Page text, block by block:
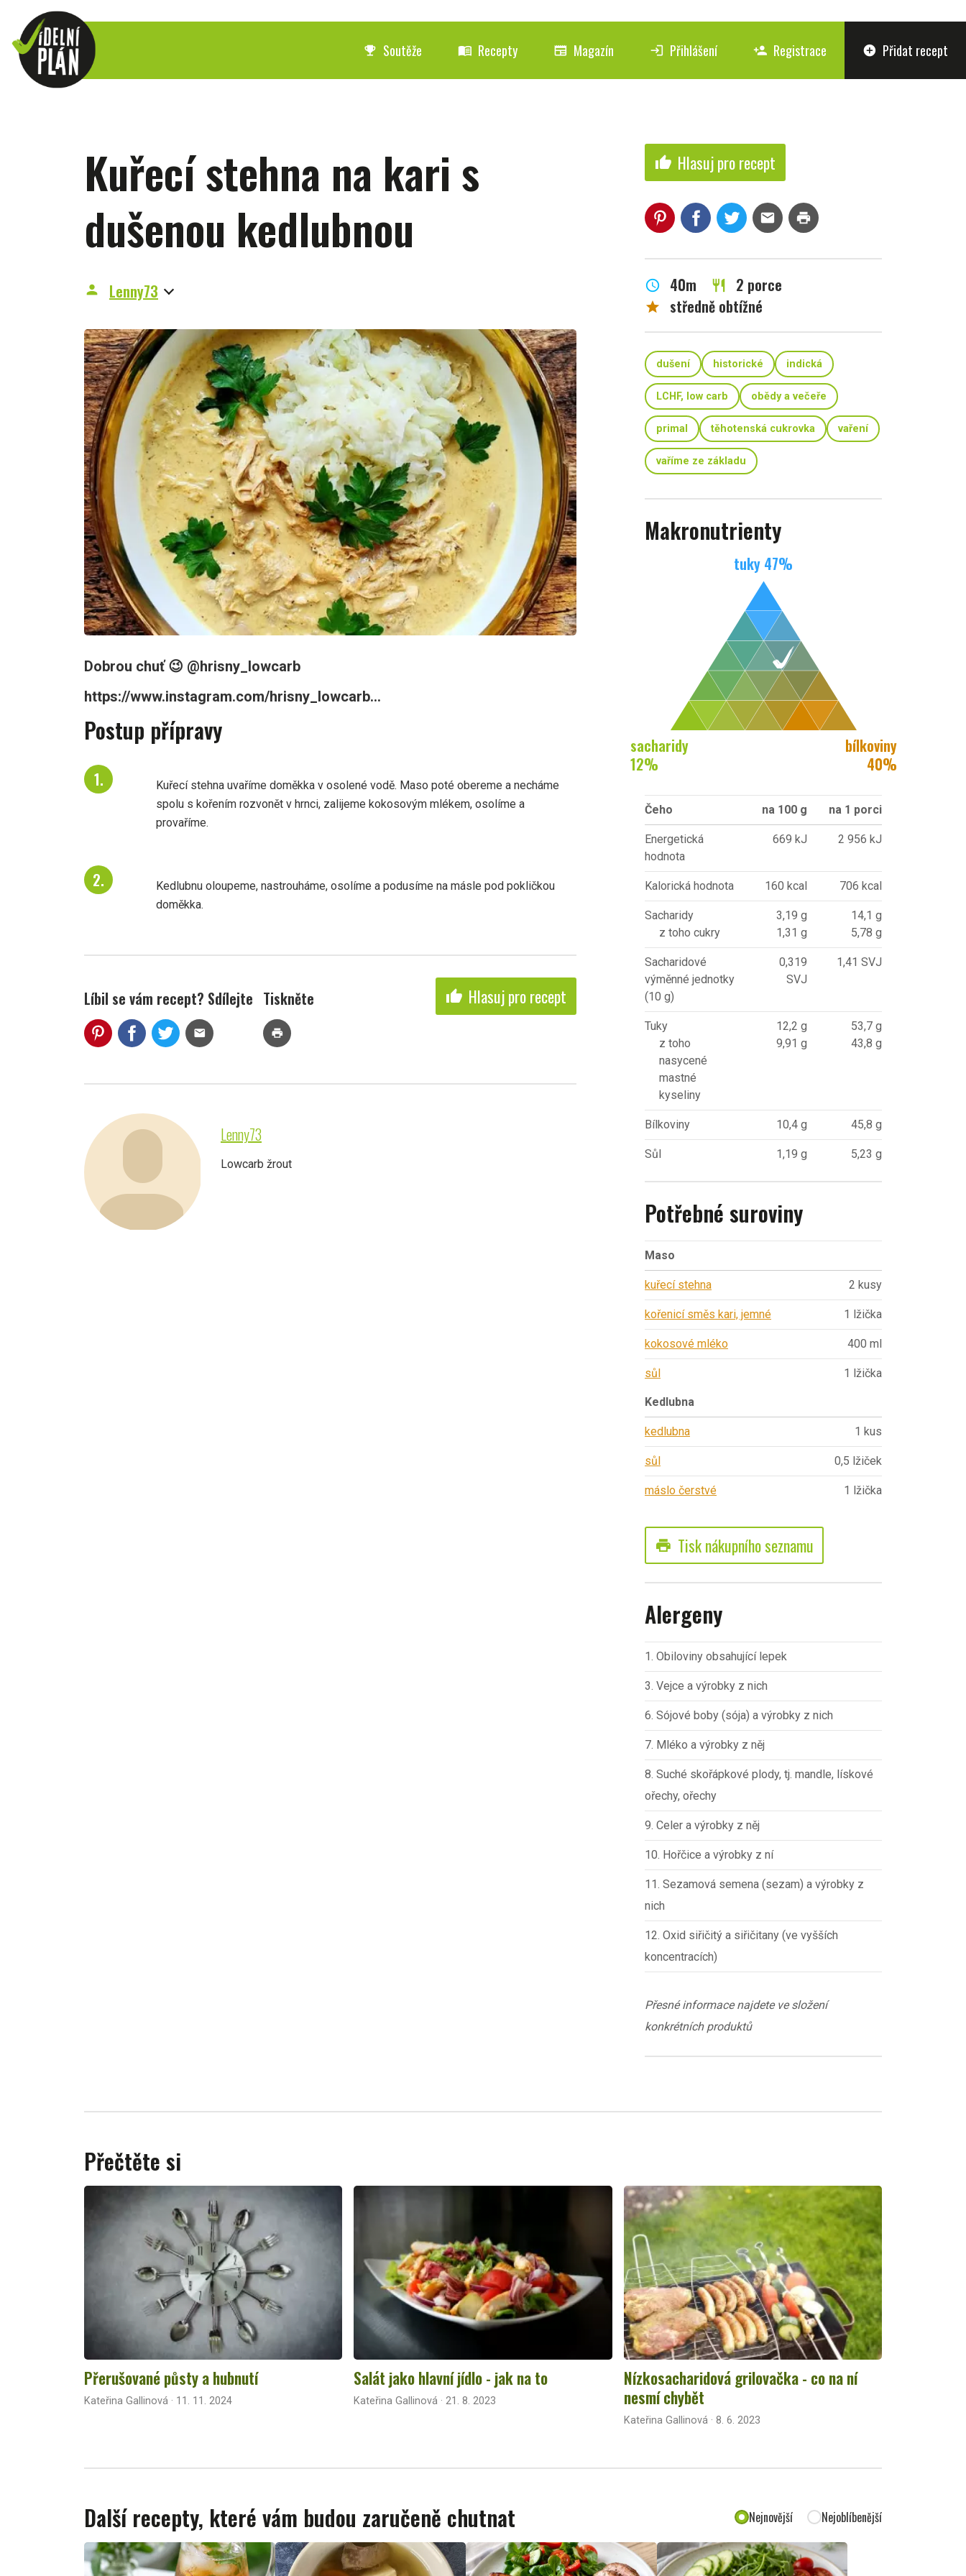
emoji_events Soutěže menu_book Recepty newspaper Magazín login Přihlášení person_add Registrace add_circle Přidat recept
Kuřecí stehna na kari s
dušenou kedlubnou
person Lenny73
Dobrou chuť 😉 @hrisny_lowcarb
https://www.instagram.com/hrisny_lowcarb...
Postup přípravy
Kuřecí stehna uvaříme doměkka v osolené vodě. Maso poté obereme a necháme
spolu s kořením rozvonět v hrnci, zalijeme kokosovým mlékem, osolíme a
provaříme.
Kedlubnu oloupeme, nastrouháme, osolíme a podusíme na másle pod pokličkou
doměkka.
Líbil se vám recept? Sdílejte
mail
Tiskněte
print
thumb_up Hlasuj pro recept
Lenny73
Lowcarb žrout
thumb_up Hlasuj pro recept
mail print
schedule 40m restaurant 2 porce
star středně obtížné
dušení historické indická
LCHF, low carb obědy a večeře
primal těhotenská cukrovka vaření
vaříme ze základu
Makronutrienty
tuky 47%
sacharidy
12%
bílkoviny
40%
Čeho na 100 g na 1 porci
Energetická
hodnota
669 kJ 2 956 kJ
Kalorická hodnota 160 kcal 706 kcal
Sacharidy
z toho cukry
3,19 g
1,31 g
14,1 g
5,78 g
Sacharidové
výměnné jednotky
(10 g)
0,319
SVJ
1,41 SVJ
Tuky
z toho
nasycené
mastné
kyseliny
12,2 g
9,91 g
53,7 g
43,8 g
Bílkoviny 10,4 g 45,8 g
Sůl 1,19 g 5,23 g
Potřebné suroviny
Maso
kuřecí stehna 2 kusy
kořenicí směs kari, jemné 1 lžička
kokosové mléko 400 ml
sůl 1 lžička
Kedlubna
kedlubna 1 kus
sůl 0,5 lžiček
máslo čerstvé 1 lžička
print Tisk nákupního seznamu
Alergeny
1. Obiloviny obsahující lepek
3. Vejce a výrobky z nich
6. Sójové boby (sója) a výrobky z nich
7. Mléko a výrobky z něj
8. Suché skořápkové plody, tj. mandle, lískové
ořechy, ořechy
9. Celer a výrobky z něj
10. Hořčice a výrobky z ní
11. Sezamová semena (sezam) a výrobky z
nich
12. Oxid siřičitý a siřičitany (ve vyšších
koncentracích)
Přesné informace najdete ve složení
konkrétních produktů
Přečtěte si
Přerušované půsty a hubnutí
Kateřina Gallinová · 11. 11. 2024
Salát jako hlavní jídlo - jak na to
Kateřina Gallinová · 21. 8. 2023
Nízkosacharidová grilovačka - co na ní
nesmí chybět
Kateřina Gallinová · 8. 6. 2023
Další recepty, které vám budou zaručeně chutnat Nejnovější Nejoblíbenější